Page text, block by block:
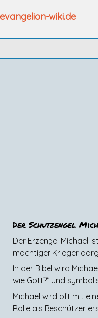
evangelion-wiki.de
Der Schutzengel
Der Erzengel Michael
mächtiger Krieger
In der Bibel wird
wie Gott?“ und
Michael wird oft mit
Rolle als Beschützer